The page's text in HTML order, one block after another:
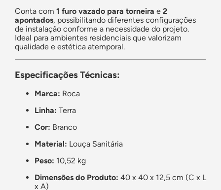
Conta com 1 furo vazado para torneira e 2
apontados, possibilitando diferentes configurações
de instalação conforme a necessidade do projeto.
Ideal para ambientes residenciais que valorizam
qualidade e estética atemporal.
Especificações Técnicas:
Marca: Roca
Linha: Terra
Cor: Branco
Material: Louça Sanitária
Peso: 10,52 kg
Dimensões do Produto: 40 x 40 x 12,5 cm (C x L
x A)